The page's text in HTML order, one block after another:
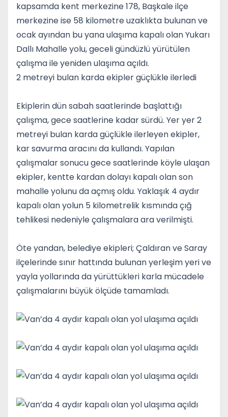
kapsamda kent merkezine 178, Başkale ilçe
merkezine ise 58 kilometre uzaklıkta bulunan ve
ocak ayından bu yana ulaşıma kapalı olan Yukarı
Dallı Mahalle yolu, geceli gündüzlü yürütülen
çalışma ile yeniden ulaşıma açıldı.
2 metreyi bulan karda ekipler güçlükle ilerledi
Ekiplerin dün sabah saatlerinde başlattığı
çalışma, gece saatlerine kadar sürdü. Yer yer 2
metreyi bulan karda güçlükle ilerleyen ekipler,
kar savurma aracını da kullandı. Yapılan
çalışmalar sonucu gece saatlerinde köyle ulaşan
ekipler, kentte kardan dolayı kapalı olan son
mahalle yolunu da açmış oldu. Yaklaşık 4 aydır
kapalı olan yolun 5 kilometrelik kısmında çığ
tehlikesi nedeniyle çalışmalara ara verilmişti.
Öte yandan, belediye ekipleri; ÇaldıranveSaray
ilçelerinde sınır hattında bulunan yerleşim yeri ve
yayla yollarında da yürüttükleri karla mücadele
çalışmalarını büyük ölçüde tamamladı.